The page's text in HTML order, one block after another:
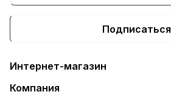
Подписаться
Интернет-магазин
Компания